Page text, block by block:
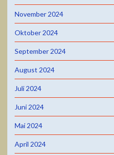
November 2024
Oktober 2024
September 2024
August 2024
Juli 2024
Juni 2024
Mai 2024
April 2024